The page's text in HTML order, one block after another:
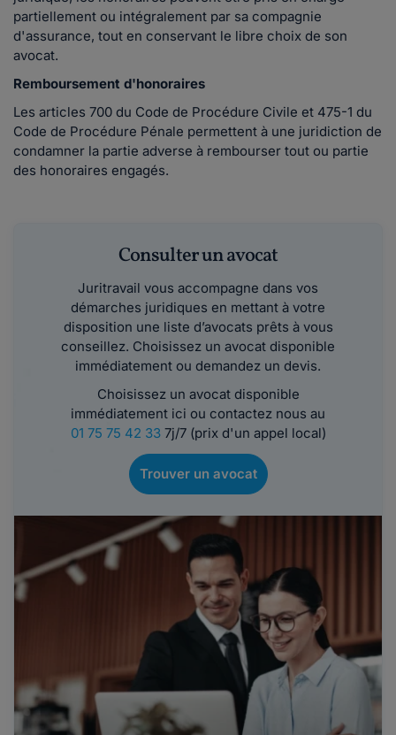
partiellement ou intégralement par sa compagnie
d'assurance, tout en conservant le libre choix de son
avocat.
Remboursement d'honoraires
Les articles 700 du Code de Procédure Civile et 475-1 du
Code de Procédure Pénale permettent à une juridiction de
condamner la partie adverse à rembourser tout ou partie
des honoraires engagés.
Consulter un avocat
Juritravail vous accompagne dans vos
démarches juridiques en mettant à votre
disposition une liste d’avocats prêts à vous
conseillez. Choisissez un avocat disponible
immédiatement ou demandez un devis.
Choisissez un avocat disponible
immédiatement ici ou contactez nous au
01 75 75 42 337j/7 (prix d'un appel local)
Trouver un avocat